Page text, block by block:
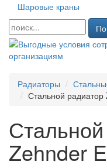
Шаровые краны
Радиаторы
Стальной
Zehnder